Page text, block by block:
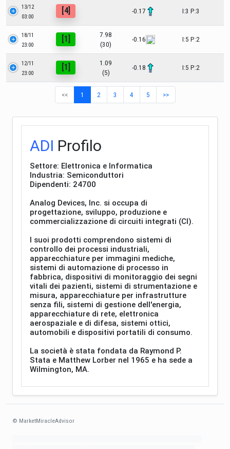
13/12
03:00
[4] -0.17 I:3 P:3
18/11
23:00
[1]
7.98
(30)
-0.16 I:5 P:2
12/11
23:00
[1]
1.09
(5)
-0.18 I:5 P:2
<< 1 2 3 4 5 >>
ADI Profilo
Settore: Elettronica e Informatica
Industria: Semiconduttori
Dipendenti: 24700
Analog Devices, Inc. si occupa di
progettazione, sviluppo, produzione e
commercializzazione di circuiti integrati (CI).
I suoi prodotti comprendono sistemi di
controllo dei processi industriali,
apparecchiature per immagini mediche,
sistemi di automazione di processo in
fabbrica, dispositivi di monitoraggio dei segni
vitali dei pazienti, sistemi di strumentazione e
misura, apparecchiature per infrastrutture
senza fili, sistemi di gestione dell'energia,
apparecchiature di rete, elettronica
aerospaziale e di difesa, sistemi ottici,
automobili e dispositivi portatili di consumo.
La società è stata fondata da Raymond P.
Stata e Matthew Lorber nel 1965 e ha sede a
Wilmington, MA.
© MarketMiracleAdvisor